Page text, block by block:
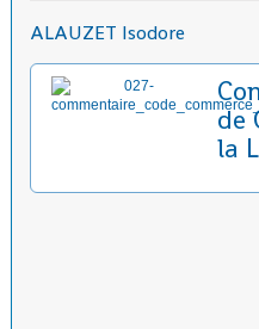
ALAUZET Isodore
de
la